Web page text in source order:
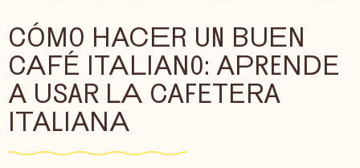
CÓMO HACER UN BUEN
CAFÉ ITALIANO: APRENDE
A USAR LA CAFETERA
ITALIANA